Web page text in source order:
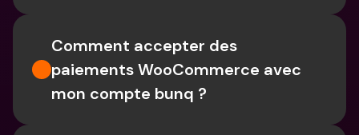
Comment accepter des
paiements WooCommerce avec
mon compte bunq ?